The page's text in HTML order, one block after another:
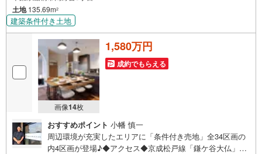
土地135.69m2
建築条件付き土地
画像14枚
1,580万円
成約でもらえる
おすすめポイント 小幡 慎一
周辺環境が充実したエリアに「条件付き売地」全34区画の
内4区画が登場♪◆アクセス◆京成松戸線「鎌ケ谷大仏」